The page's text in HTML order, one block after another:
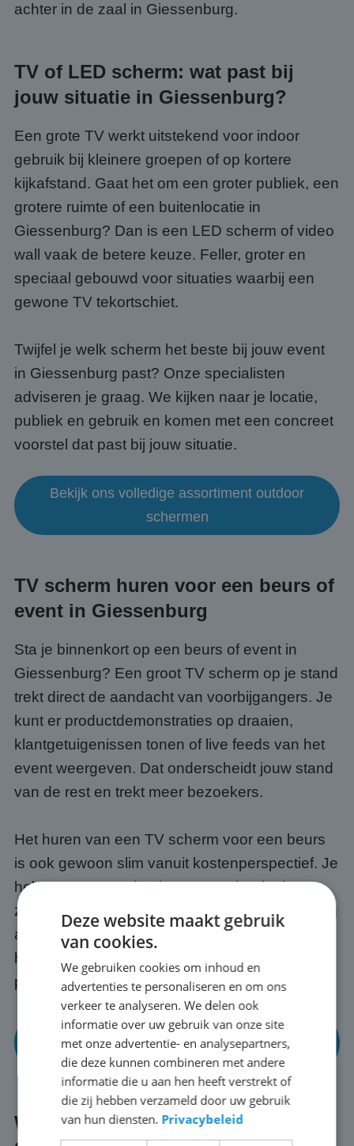
achter in de zaal in Giessenburg.
TV of LED scherm: wat past bij
jouw situatie in Giessenburg?
Een grote TV werkt uitstekend voor indoor
gebruik bij kleinere groepen of op kortere
kijkafstand. Gaat het om een groter publiek, een
grotere ruimte of een buitenlocatie in
Giessenburg? Dan is een LED scherm of video
wall vaak de betere keuze. Feller, groter en
speciaal gebouwd voor situaties waarbij een
gewone TV tekortschiet.
Twijfel je welk scherm het beste bij jouw event
in Giessenburg past? Onze specialisten
adviseren je graag. We kijken naar je locatie,
publiek en gebruik en komen met een concreet
voorstel dat past bij jouw situatie.
Bekijk ons volledige assortiment outdoor
schermen
TV scherm huren voor een beurs of
event in Giessenburg
Sta je binnenkort op een beurs of event in
Giessenburg? Een groot TV scherm op je stand
trekt direct de aandacht van voorbijgangers. Je
kunt er productdemonstraties op draaien,
klantgetuigenissen tonen of live feeds van het
event weergeven. Dat onderscheidt jouw stand
van de rest en trekt meer bezoekers.
Het huren van een TV scherm voor een beurs
is ook gewoon slim vanuit kostenperspectief. Je
hebt toegang tot de nieuwste technologie
zonder de aanschafkosten vooraf. En omdat wij
alles regelen, transport, opbouw en afbraak,
hoef jij alleen maar te focussen op jouw
presentatie en je bezoekers in Giessenburg.
Bekijk onze mogelijkheden voor beurzen en
events
Wat regelen wij voor je in
Deze website maakt gebruik
van cookies.
We gebruiken cookies om inhoud en
advertenties te personaliseren en om ons
verkeer te analyseren. We delen ook
informatie over uw gebruik van onze site
met onze advertentie- en analysepartners,
die deze kunnen combineren met andere
informatie die u aan hen heeft verstrekt of
die zij hebben verzameld door uw gebruik
van hun diensten. Privacybeleid